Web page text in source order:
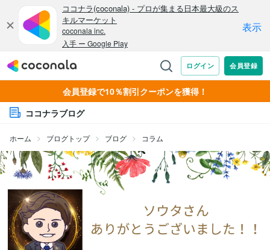
会員登録で10％割引クーポンを獲得！
ココナラブログ
ホーム ブログトップ ブログ コラム